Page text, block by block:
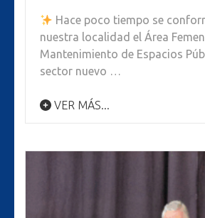
Hace poco tiempo se
nuestra localidad el Área
Mantenimiento de Espacios
sector nuevo …
VER MÁS...